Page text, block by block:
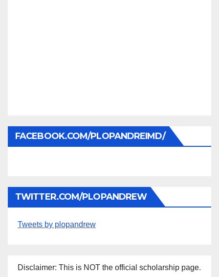
FACEBOOK.COM/PLOPANDREIMD/
TWITTER.COM/PLOPANDREW
Tweets by plopandrew
Disclaimer: This is NOT the official scholarship page.